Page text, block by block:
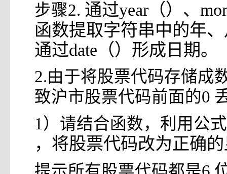
步骤2. 通过year（）、
函数提取字符串中的年
通过date（）形成日期。
2.由于将股票代码存储成
致沪市股票代码前面的0
1）请结合函数，利用公
，将股票代码改为正确